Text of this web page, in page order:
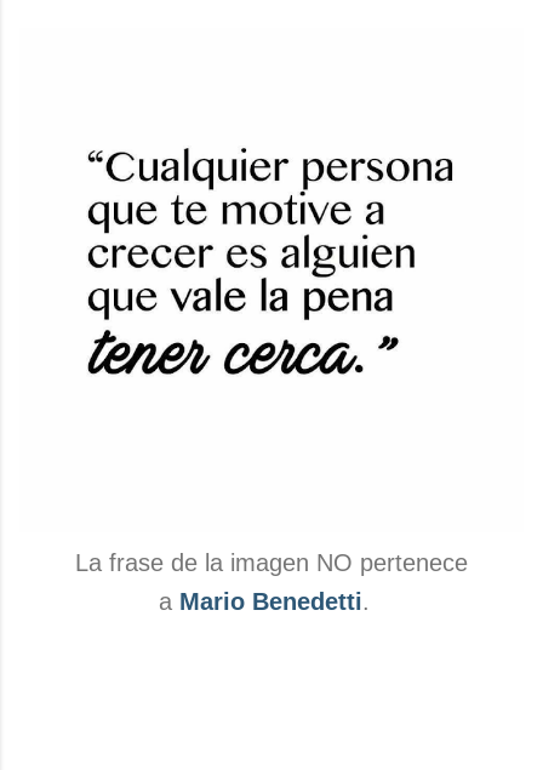
La frase de la imagen NO pertenece
a Mario Benedetti.